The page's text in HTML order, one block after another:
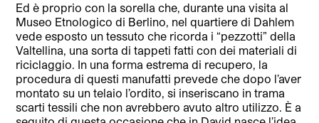
Ed è proprio con la sorella che, durante una visita al
Museo Etnologico di Berlino, nel quartiere di Dahlem
vede esposto un tessuto che ricorda i “pezzotti” della
Valtellina, una sorta di tappeti fatti con dei materiali di
riciclaggio. In una forma estrema di recupero, la
procedura di questi manufatti prevede che dopo l’aver
montato su un telaio l’ordito, si inseriscano in trama
scarti tessili che non avrebbero avuto altro utilizzo. È a